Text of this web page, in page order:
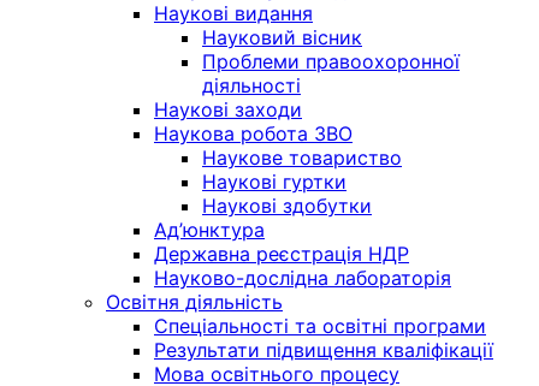
Наукові видання
Науковий вісник
Проблеми правоохоронної
діяльності
Наукові заходи
Наукова робота ЗВО
Наукове товариство
Наукові гуртки
Наукові здобутки
Ад’юнктура
Державна реєстрація НДР
Науково-дослідна лабораторія
Освітня діяльність
Спеціальності та освітні програми
Результати підвищення кваліфікації
Мова освітнього процесу